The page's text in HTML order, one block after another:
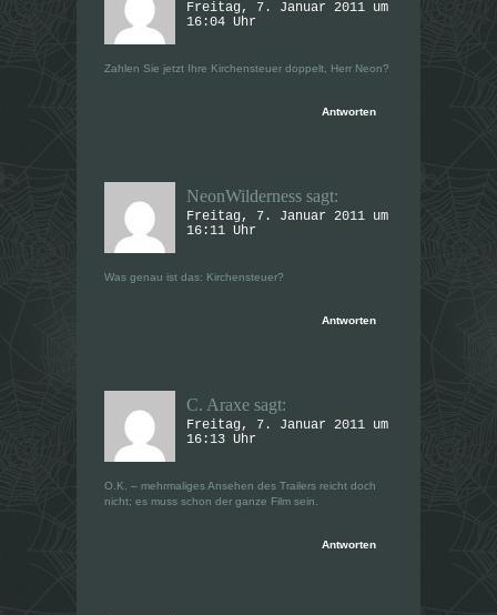
Freitag, 7. Januar 2011 um
16:04 Uhr
Zahlen Sie jetzt Ihre Kirchensteuer doppelt, Herr Neon?
Antworten
NeonWilderness sagt:
Freitag, 7. Januar 2011 um
16:11 Uhr
Was genau ist das: Kirchensteuer?
Antworten
C. Araxe sagt:
Freitag, 7. Januar 2011 um
16:13 Uhr
O.K. – mehrmaliges Ansehen des Trailers reicht doch
nicht; es muss schon der ganze Film sein.
Antworten